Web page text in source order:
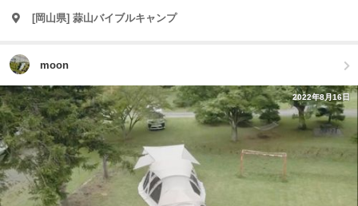
[岡山県] 蒜山バイブルキャンプ
moon
2022年8月16日